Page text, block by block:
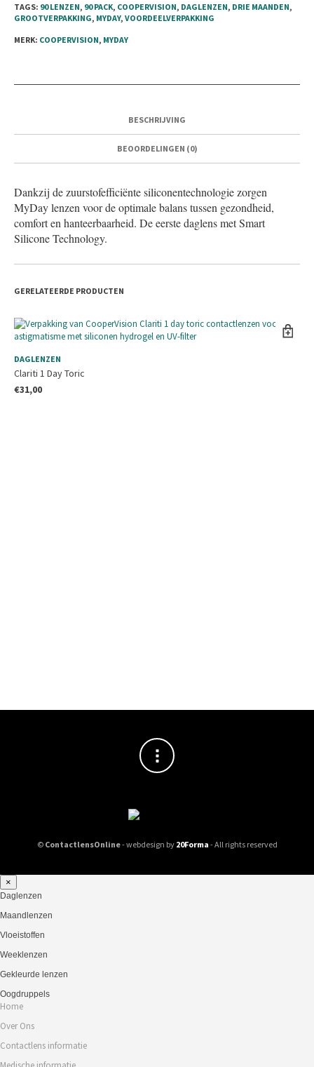
TAGS: 90 LENZEN, 90 PACK, COOPERVISION, DAGLENZEN, DRIE MAANDEN,
GROOTVERPAKKING, MYDAY, VOORDEELVERPAKKING
MERK: COOPERVISION, MYDAY
BESCHRIJVING
BEOORDELINGEN (0)
Dankzij de zuurstofefficiënte siliconentechnologie zorgen
MyDay lenzen voor de optimale balans tussen gezondheid,
comfort en hanteerbaarheid. De eerste daglens met Smart
Silicone Technology.
GERELATEERDE PRODUCTEN
DAGLENZEN
Clariti 1 Day Toric
€31,00
© ContactlensOnline- webdesign by 20Forma - All rights reserved
×
Daglenzen
Maandlenzen
Vloeistoffen
Weeklenzen
Gekleurde lenzen
Oogdruppels
Home
Over Ons
Contactlens informatie